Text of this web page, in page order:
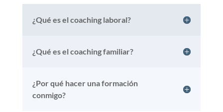
¿Qué es el coaching laboral?
¿Qué es el coaching familiar?
¿Por qué hacer una formación
conmigo?